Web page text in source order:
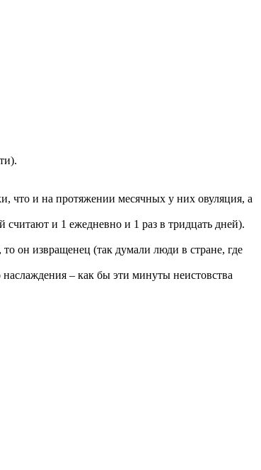
что и на протяжении месячных у них овуляция, а
и 1 ежедневно и 1 раз в тридцать дней).
он извращенец (так думали люди в стране, где
– как бы эти минуты неистовства